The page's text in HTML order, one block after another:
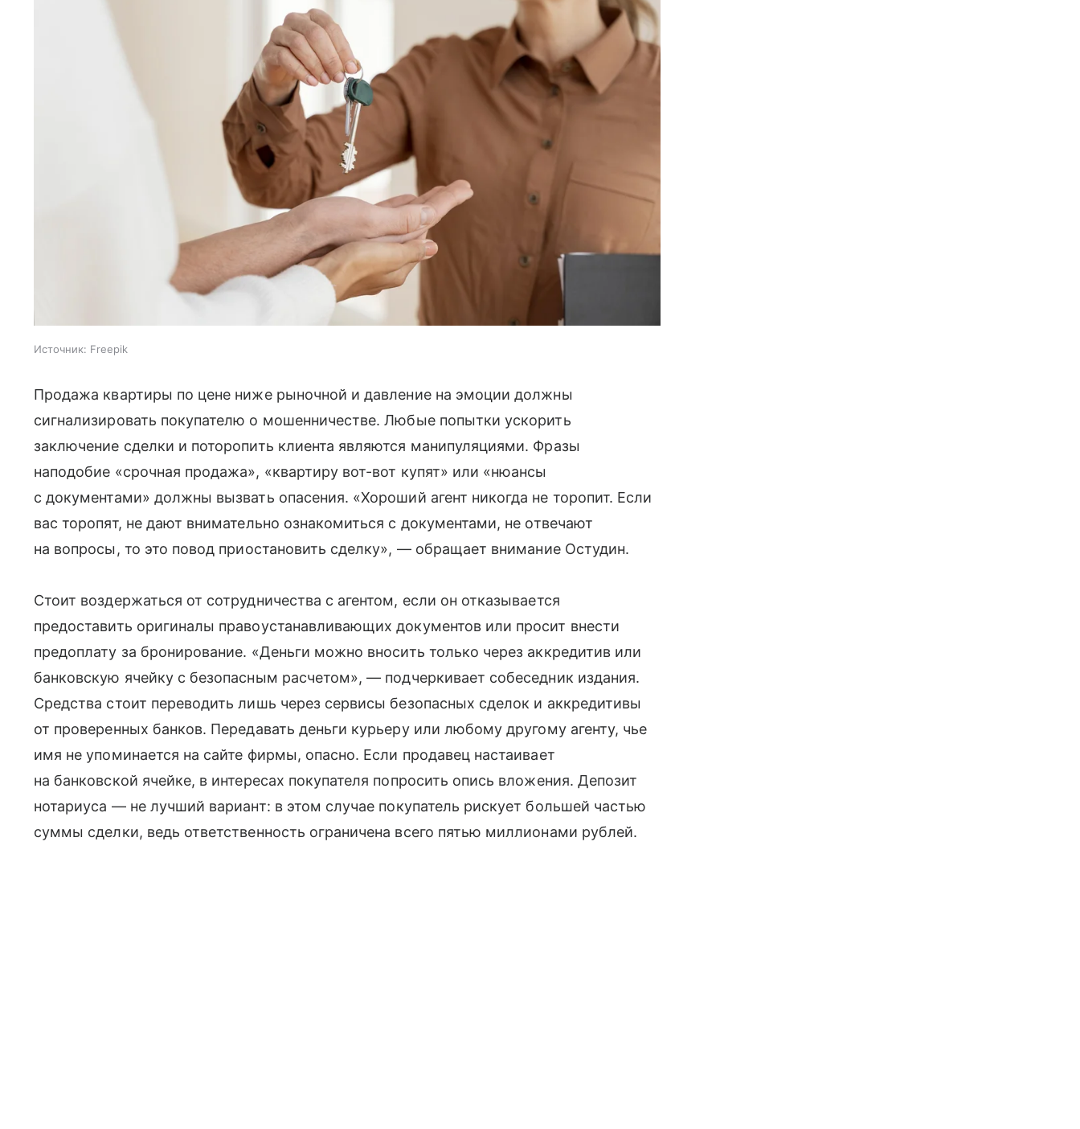
Источник: Freepik
Продажа квартиры по цене ниже рыночной и давление на эмоции должны
сигнализировать покупателю о мошенничестве. Любые попытки ускорить
заключение сделки и поторопить клиента являются манипуляциями. Фразы
наподобие «срочная продажа», «квартиру вот-вот купят» или «нюансы
с документами» должны вызвать опасения. «Хороший агент никогда не торопит. Если
вас торопят, не дают внимательно ознакомиться с документами, не отвечают
на вопросы, то это повод приостановить сделку», — обращает внимание Остудин.
Стоит воздержаться от сотрудничества с агентом, если он отказывается
предоставить оригиналы правоустанавливающих документов или просит внести
предоплату за бронирование. «Деньги можно вносить только через аккредитив или
банковскую ячейку с безопасным расчетом», — подчеркивает собеседник издания.
Средства стоит переводить лишь через сервисы безопасных сделок и аккредитивы
от проверенных банков. Передавать деньги курьеру или любому другому агенту, чье
имя не упоминается на сайте фирмы, опасно. Если продавец настаивает
на банковской ячейке, в интересах покупателя попросить опись вложения. Депозит
нотариуса — не лучший вариант: в этом случае покупатель рискует большей частью
суммы сделки, ведь ответственность ограничена всего пятью миллионами рублей.